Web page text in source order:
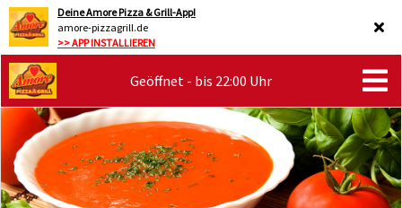
Deine Amore Pizza & Grill-App!
amore-pizzagrill.de
>> APP INSTALLIEREN
Geöffnet - bis 22:00 Uhr